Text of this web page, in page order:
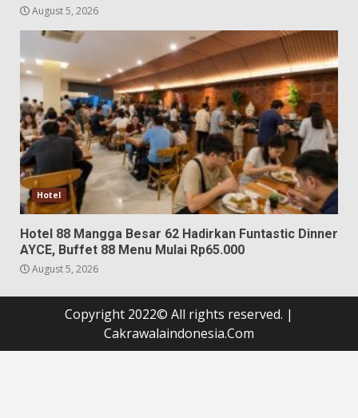
August 5, 2026
Hotel
Hotel 88 Mangga Besar 62 Hadirkan Funtastic Dinner
AYCE, Buffet 88 Menu Mulai Rp65.000
August 5, 2026
Copyright 2022© All rights reserved. |
Cakrawalaindonesia.Com